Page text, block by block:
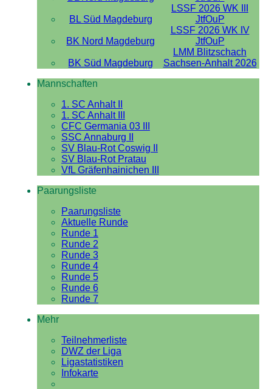
BL Süd Magdeburg
LSSF 2026 WK III
JtfOuP
BK Nord Magdeburg
LSSF 2026 WK IV
JtfOuP
BK Süd Magdeburg
LMM Blitzschach
Sachsen-Anhalt 2026
Mannschaften
1. SC Anhalt II
1. SC Anhalt III
CFC Germania 03 III
SSC Annaburg II
SV Blau-Rot Coswig II
SV Blau-Rot Pratau
VfL Gräfenhainichen III
Paarungsliste
Paarungsliste
Aktuelle Runde
Runde 1
Runde 2
Runde 3
Runde 4
Runde 5
Runde 6
Runde 7
Mehr
Teilnehmerliste
DWZ der Liga
Ligastatistiken
Infokarte